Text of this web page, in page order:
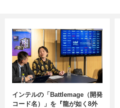
インテルの「Battlemage（開発
コード名）」を『龍が如く8外